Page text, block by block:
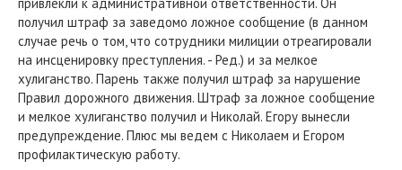
получил штраф за заведомо ложное сообщение (в данном
случае речь о том, что сотрудники милиции отреагировали
на инсценировку преступления. - Ред.) и за мелкое
хулиганство. Парень также получил штраф за нарушение
Правил дорожного движения. Штраф за ложное сообщение
и мелкое хулиганство получил и Николай. Егору вынесли
предупреждение. Плюс мы ведем с Николаем и Егором
профилактическую работу.